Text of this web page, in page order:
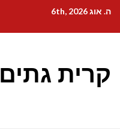
content
ה. אוג 6th, 2026
קרית גתים